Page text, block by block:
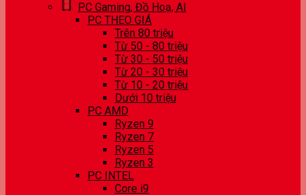
PC Gaming, Đồ Hoạ, AI
PC THEO GIÁ
Trên 80 triệu
Từ 50 - 80 triệu
Từ 30 - 50 triệu
Từ 20 - 30 triệu
Từ 10 - 20 triệu
Dưới 10 triệu
PC AMD
Ryzen 9
Ryzen 7
Ryzen 5
Ryzen 3
PC INTEL
Core i9